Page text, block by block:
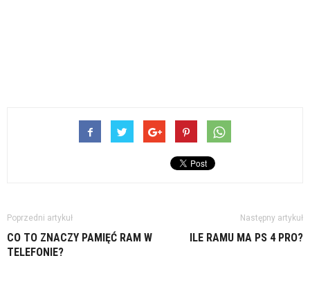
Poprzedni artykuł
CO TO ZNACZY PAMIĘĆ RAM W
TELEFONIE?
Następny artykuł
ILE RAMU MA PS 4 PRO?